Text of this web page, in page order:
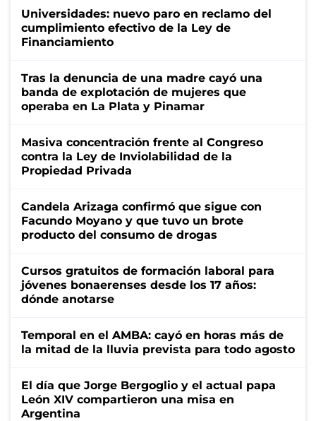
Universidades: nuevo paro en reclamo del
cumplimiento efectivo de la Ley de
Financiamiento
Tras la denuncia de una madre cayó una
banda de explotación de mujeres que
operaba en La Plata y Pinamar
Masiva concentración frente al Congreso
contra la Ley de Inviolabilidad de la
Propiedad Privada
Candela Arizaga confirmó que sigue con
Facundo Moyano y que tuvo un brote
producto del consumo de drogas
Cursos gratuitos de formación laboral para
jóvenes bonaerenses desde los 17 años:
dónde anotarse
Temporal en el AMBA: cayó en horas más de
la mitad de la lluvia prevista para todo agosto
El día que Jorge Bergoglio y el actual papa
León XIV compartieron una misa en
Argentina